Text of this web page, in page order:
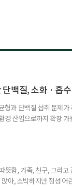
백질, 소화ㆍ흡
과 단백질 섭취 문제
경 산업으로까지 확장
측면에서 매우 경쟁력
뜻함, 가족, 친구, 그리
아, 소박하지만 정성 어